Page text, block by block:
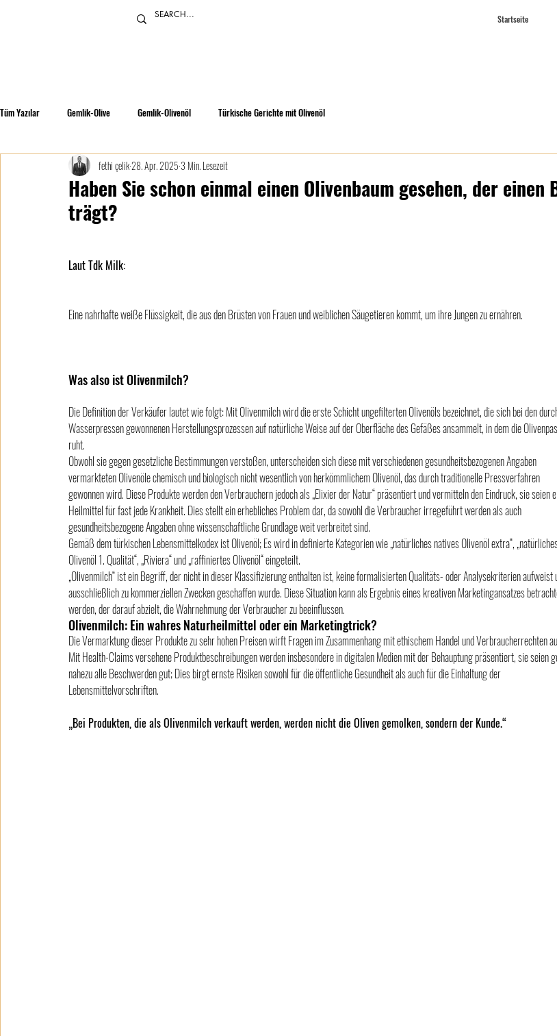
Startseite
Tüm Yazılar Gemlik-Olive Gemlik-Olivenöl Türkische Gerichte mit Olivenöl
Haben Sie schon einmal einen Olivenbaum gesehen, der einen
trägt?
fethi çelik28. Apr. 2025 3 Min. Lesezeit
Laut Tdk Milk:
Eine nahrhafte weiße Flüssigkeit, die aus den Brüsten von Frauen und weiblichen Säugetieren kommt, um ihre Jungen zu ernähren.
Was also ist Olivenmilch?
Die Definition der Verkäufer lautet wie folgt: Mit Olivenmilch wird die erste Schicht ungefilterten Olivenöls bezeichnet, die sich bei den
Wasserpressen gewonnenen Herstellungsprozessen auf natürliche Weise auf der Oberfläche des Gefäßes ansammelt, in dem die
ruht.
Obwohl sie gegen gesetzliche Bestimmungen verstoßen, unterscheiden sich diese mit verschiedenen gesundheitsbezogenen Angaben
vermarkteten Olivenöle chemisch und biologisch nicht wesentlich von herkömmlichem Olivenöl, das durch traditionelle Pressverfahren
gewonnen wird. Diese Produkte werden den Verbrauchern jedoch als „Elixier der Natur“ präsentiert und vermitteln den Eindruck, sie seien
Heilmittel für fast jede Krankheit. Dies stellt ein erhebliches Problem dar, da sowohl die Verbraucher irregeführt werden als auch
gesundheitsbezogene Angaben ohne wissenschaftliche Grundlage weit verbreitet sind.
Gemäß dem türkischen Lebensmittelkodex ist Olivenöl; Es wird in definierte Kategorien wie „natürliches natives Olivenöl extra“,
Olivenöl 1. Qualität“, „Riviera“ und „raffiniertes Olivenöl“ eingeteilt.
„Olivenmilch“ ist ein Begriff, der nicht in dieser Klassifizierung enthalten ist, keine formalisierten Qualitäts- oder Analysekriterien aufweist
ausschließlich zu kommerziellen Zwecken geschaffen wurde. Diese Situation kann als Ergebnis eines kreativen Marketingansatzes
werden, der darauf abzielt, die Wahrnehmung der Verbraucher zu beeinflussen.
Olivenmilch: Ein wahres Naturheilmittel oder ein Marketingtrick?
Die Vermarktung dieser Produkte zu sehr hohen Preisen wirft Fragen im Zusammenhang mit ethischem Handel und Verbraucherrechten
Mit Health-Claims versehene Produktbeschreibungen werden insbesondere in digitalen Medien mit der Behauptung präsentiert, sie seien
nahezu alle Beschwerden gut; Dies birgt ernste Risiken sowohl für die öffentliche Gesundheit als auch für die Einhaltung der
Lebensmittelvorschriften.
„Bei Produkten, die als Olivenmilch verkauft werden, werden nicht die Oliven gemolken, sondern der Kunde.“